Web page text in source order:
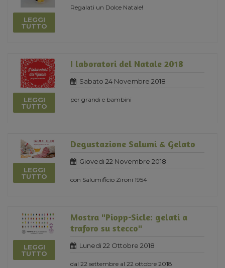
LEGGI
TUTTO
Regalati un Dolce Natale!
LEGGI
TUTTO
I laboratori del Natale 2018
Sabato 24 Novembre 2018
per grandi e bambini
LEGGI
TUTTO
Degustazione Salumi & Gelato
Giovedi 22 Novembre 2018
con Salumificio Zironi 1954
LEGGI
TUTTO
Mostra "Piopp-Sicle: gelati a
traforo su stecco"
Lunedi 22 Ottobre 2018
dal 22 settembre al 22 ottobre 2018